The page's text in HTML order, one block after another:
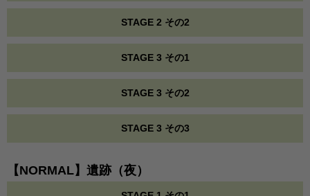
STAGE 2 その2
STAGE 3 その1
STAGE 3 その2
STAGE 3 その3
【NORMAL】遺跡（夜）